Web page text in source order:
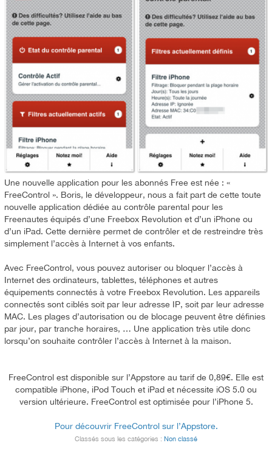
Une nouvelle application pour les abonnés Free est née : «
FreeControl ». Boris, le développeur, nous a fait part de cette toute
nouvelle application dédiée au contrôle parental pour les
Freenautes équipés d’une Freebox Revolution et d’un iPhone ou
d’un iPad. Cette dernière permet de contrôler et de restreindre très
simplement l’accès à Internet à vos enfants.
Avec FreeControl, vous pouvez autoriser ou bloquer l’accès à
Internet des ordinateurs, tablettes, téléphones et autres
équipements connectés à votre Freebox Revolution. Les appareils
connectés sont ciblés soit par leur adresse IP, soit par leur adresse
MAC. Les plages d’autorisation ou de blocage peuvent être définies
par jour, par tranche horaires, … Une application très utile donc
lorsqu’on souhaite contrôler l’accès à Internet à la maison.
FreeControl est disponible sur l’Appstore au tarif de 0,89€. Elle est
compatible iPhone, iPod Touch et iPad et nécessite iOS 5.0 ou
version ultérieure. FreeControl est optimisée pour l’iPhone 5.
Pour découvrir FreeControl sur l’Appstore.
Classés sous les catégories : Non classé